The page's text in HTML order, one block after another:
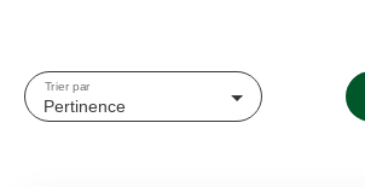
Surface min (m²)
Pertinence
Trier par